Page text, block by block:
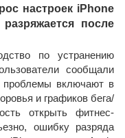
o
n
настроек iPhone
после
по устранению
сообщали
включают в
и графиков бега/
открыть фитнес-
ошибку разряда